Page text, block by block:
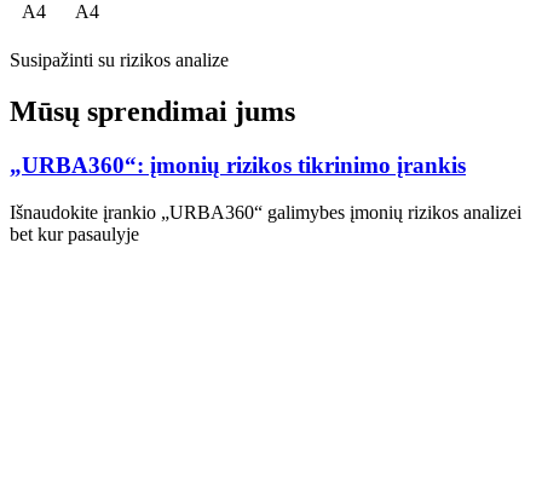
A4 A4
Susipažinti su rizikos analize
Mūsų sprendimai jums
„URBA360“: įmonių rizikos tikrinimo įrankis
Išnaudokite įrankio „URBA360“ galimybes įmonių rizikos analizei
bet kur pasaulyje